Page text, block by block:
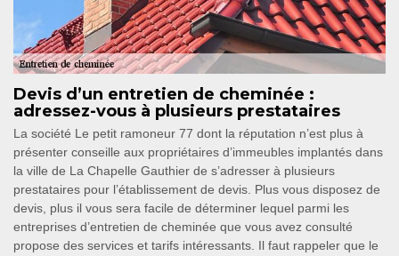
Devis d’un entretien de cheminée :
adressez-vous à plusieurs prestataires
La société Le petit ramoneur 77 dont la réputation n’est plus à
présenter conseille aux propriétaires d’immeubles implantés dans
la ville de La Chapelle Gauthier de s’adresser à plusieurs
prestataires pour l’établissement de devis. Plus vous disposez de
devis, plus il vous sera facile de déterminer lequel parmi les
entreprises d’entretien de cheminée que vous avez consulté
propose des services et tarifs intéressants. Il faut rappeler que le